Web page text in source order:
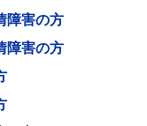
障害の方
障害の方